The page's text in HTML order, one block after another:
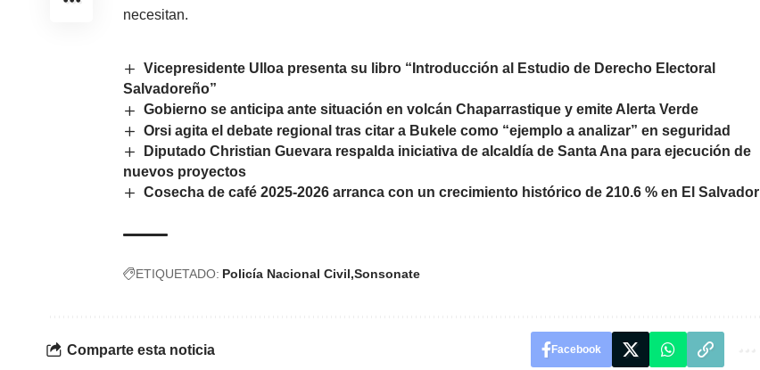
necesitan.
Vicepresidente Ulloa presenta su libro “Introducción al Estudio de Derecho Electoral
Salvadoreño”
Gobierno se anticipa ante situación en volcán Chaparrastique y emite Alerta Verde
Orsi agita el debate regional tras citar a Bukele como “ejemplo a analizar” en seguridad
Diputado Christian Guevara respalda iniciativa de alcaldía de Santa Ana para ejecución de
nuevos proyectos
Cosecha de café 2025-2026 arranca con un crecimiento histórico de 210.6 % en El Salvador
ETIQUETADO: Policía Nacional Civil Sonsonate
Comparte esta noticia Facebook